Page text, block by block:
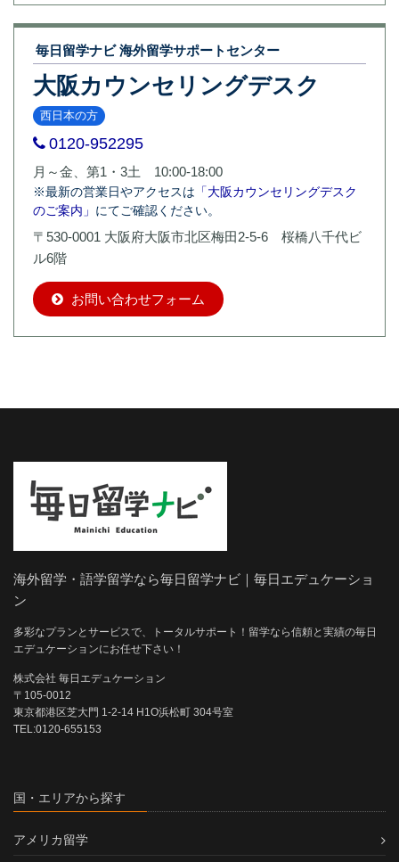
毎日留学ナビ 海外留学サポートセンター
大阪カウンセリングデスク
西日本の方
0120-952295
月～金、第1・3土 10:00-18:00
※最新の営業日やアクセスは 「大阪カウンセリングデスク
のご案内」 にてご確認ください。
〒530-0001 大阪府大阪市北区梅田2-5-6 桜橋八千代ビ
ル6階
お問い合わせフォーム
海外留学・語学留学なら毎日留学ナビ｜毎日エデュケーショ
ン
多彩なプランとサービスで、トータルサポート！留学なら信頼と実績の毎日
エデュケーションにお任せ下さい！
株式会社 毎日エデュケーション
〒105-0012
東京都港区芝大門 1-2-14 H1O浜松町 304号室
TEL:0120-655153
国・エリアから探す
アメリカ留学